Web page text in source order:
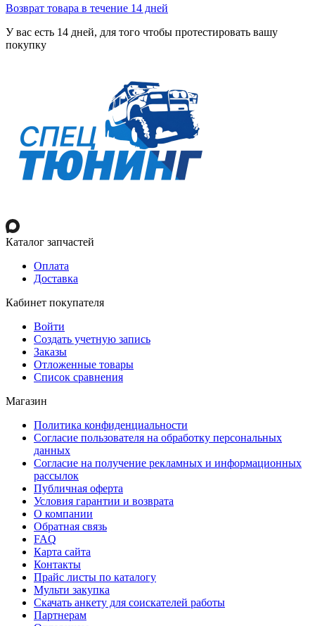
Возврат товара в течение 14 дней
У вас есть 14 дней, для того чтобы протестировать вашу
покупку
Каталог запчастей
Оплата
Доставка
Кабинет покупателя
Войти
Создать учетную запись
Заказы
Отложенные товары
Список сравнения
Магазин
Политика конфиденциальности
Согласие пользователя на обработку персональных
данных
Согласие на получение рекламных и информационных
рассылок
Публичная оферта
Условия гарантии и возврата
О компании
Обратная связь
FAQ
Карта сайта
Контакты
Прайс листы по каталогу
Мульти закупка
Скачать анкету для соискателей работы
Партнерам